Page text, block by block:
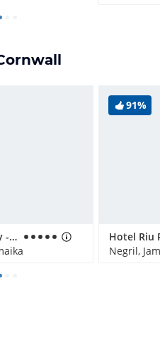
Riu Montego Bay - Adults Only
91%
Negril,